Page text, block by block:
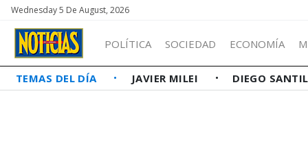
Wednesday 5 De August, 2026
POLÍTICA SOCIEDAD ECONOMÍA
TEMAS DEL DÍA JAVIER MILEI DIEGO